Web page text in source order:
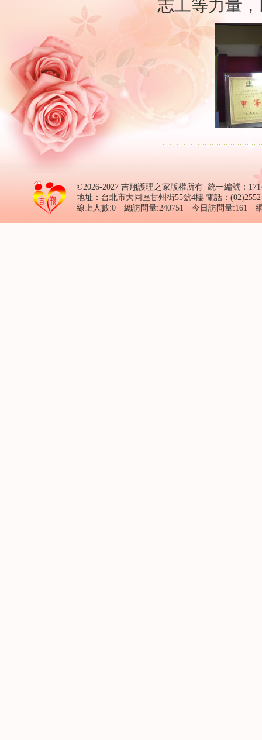
志工等力量
©2026-2027 吉翔護理之家版權所有 統一編號：
地址：台北市大同區甘州街55號4樓 電話：
線上人數:0 總訪問量:240751 今日訪問量:161